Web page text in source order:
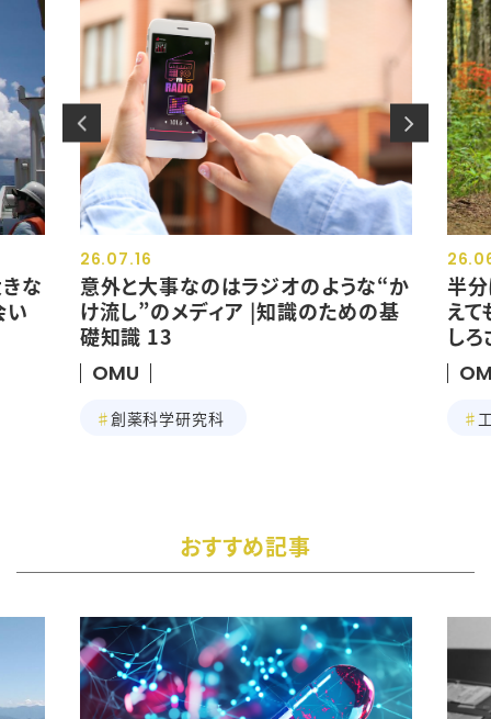
な
い
26.07.16
意外と大事なのはラジオのような“か
け流し”のメディア |知識のための基
礎知識 13
OMU
創薬科学研究科
半
え
し
おすすめ記事